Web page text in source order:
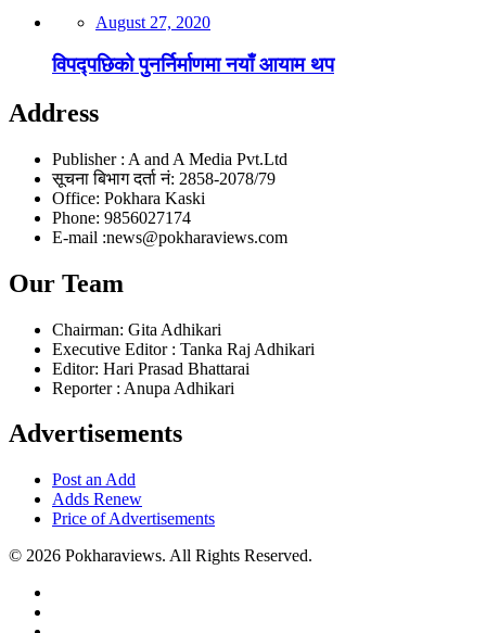
August 27, 2020
विपद्पछिको पुनर्निर्माणमा नयाँ आयाम थप
Address
Publisher : A and A Media Pvt.Ltd
सूचना बिभाग दर्ता नं: 2858-2078/79
Office: Pokhara Kaski
Phone: 9856027174
E-mail :news@pokharaviews.com
Our Team
Chairman: Gita Adhikari
Executive Editor : Tanka Raj Adhikari
Editor: Hari Prasad Bhattarai
Reporter : Anupa Adhikari
Advertisements
Post an Add
Adds Renew
Price of Advertisements
© 2026 Pokharaviews. All Rights Reserved.